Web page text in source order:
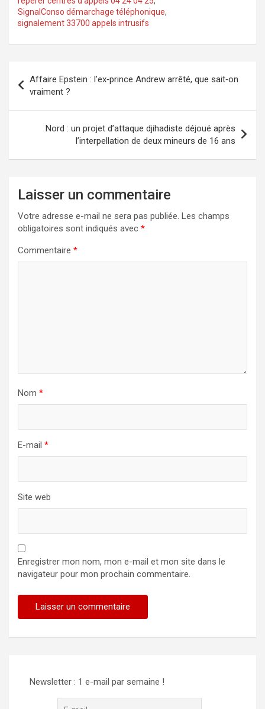
SignalConso démarchage téléphonique,
signalement 33700 appels intrusifs
de
l’article
Affaire Epstein : l’ex‑prince Andrew arrêté, que sait‑on
vraiment ?
Nord : un projet d’attaque djihadiste déjoué après
l’interpellation de deux mineurs de 16 ans
Laisser un commentaire
Votre adresse e-mail ne sera pas publiée. Les champs
obligatoires sont indiqués avec *
Commentaire *
Nom *
E-mail *
Site web
Enregistrer mon nom, mon e-mail et mon site dans le
navigateur pour mon prochain commentaire.
Newsletter : 1 e-mail par semaine !